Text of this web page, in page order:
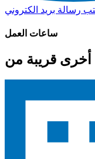
رسالة بريد الكتروني
ساعات العمل
أخرى قريبة من